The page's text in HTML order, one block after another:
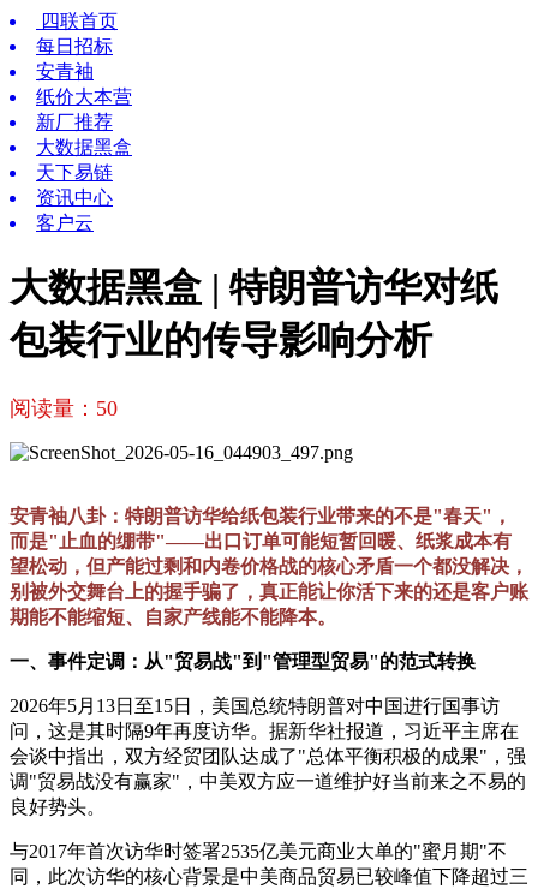
四联首页
每日招标
安青袖
纸价大本营
新厂推荐
大数据黑盒
天下易链
资讯中心
客户云
大数据黑盒 | 特朗普访华对纸
包装行业的传导影响分析
阅读量： 50
安青袖八卦：特朗普访华给纸包装行业带来的不是"春天"，
而是"止血的绷带"——出口订单可能短暂回暖、纸浆成本有
望松动，但产能过剩和内卷价格战的核心矛盾一个都没解决，
别被外交舞台上的握手骗了，真正能让你活下来的还是客户账
期能不能缩短、自家产线能不能降本。
一、事件定调：从"贸易战"到"管理型贸易"的范式转换
2026年5月13日至15日，美国总统特朗普对中国进行国事访
问，这是其时隔9年再度访华。据新华社报道，习近平主席在
会谈中指出，双方经贸团队达成了"总体平衡积极的成果"，强
调"贸易战没有赢家"，中美双方应一道维护好当前来之不易的
良好势头。
与2017年首次访华时签署2535亿美元商业大单的"蜜月期"不
同，此次访华的核心背景是中美商品贸易已较峰值下降超过三